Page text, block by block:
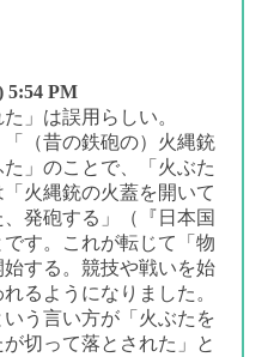
5:54 PM
」は誤用らしい。
「（昔の鉄砲の）火縄銃
」のことで、「火ぶた
火縄銃の火蓋を開いて
発砲する」（『日本国
す。これが転じて「物
する。競技や戦いを始
るようになりました。
う言い方が「火ぶたを
切って落とされた」と